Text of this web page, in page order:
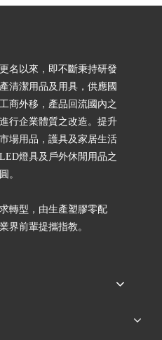
名以來，即不斷秉持研發
清潔用品及用具，供應國
商外移，產品回流國內之
行企業體質之改造。提升
場用品，護具及家居生活
燈具及戶外休閒用品之
。
轉型，由生產塑膠零配
界前輩提攜指教。